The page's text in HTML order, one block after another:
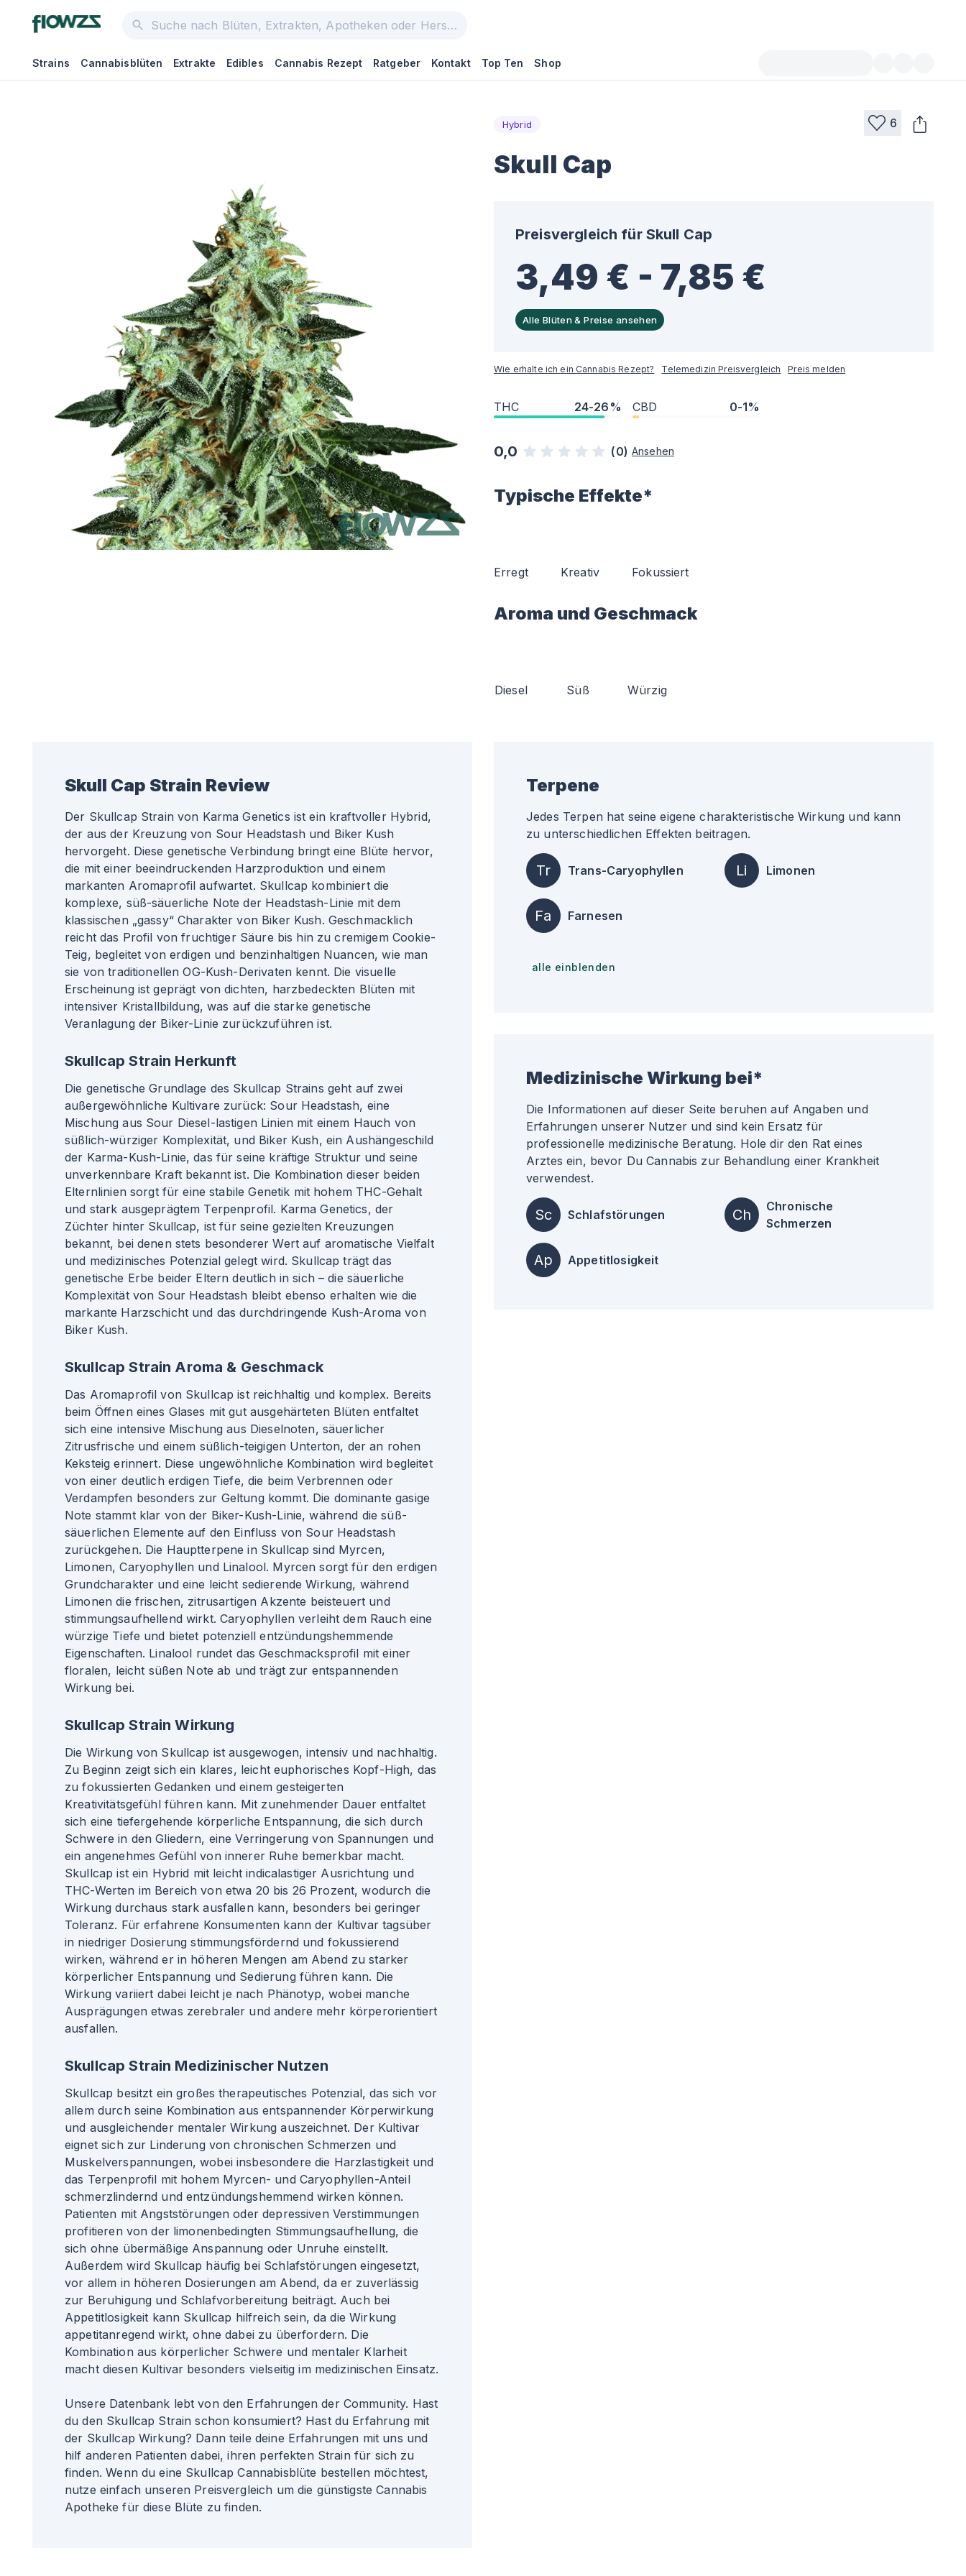
Strains Cannabisblüten Extrakte Edibles Cannabis Rezept Ratgeber Kontakt Top Ten Shop
Hybrid 6
Skull Cap
Preisvergleich für Skull Cap
3,49 € - 7,85 €
Alle Blüten & Preise ansehen
Wie erhalte ich ein Cannabis Rezept? Telemedizin Preisvergleich Preis melden
THC 24-26% CBD 0-1%
0,0 (0) Ansehen
Typische Effekte*
Erregt Kreativ Fokussiert
Aroma und Geschmack
Diesel Süß Würzig
Skull Cap Strain Review
Der Skullcap Strain von Karma Genetics ist ein kraftvoller Hybrid,
der aus der Kreuzung von Sour Headstash und Biker Kush
hervorgeht. Diese genetische Verbindung bringt eine Blüte hervor,
die mit einer beeindruckenden Harzproduktion und einem
markanten Aromaprofil aufwartet. Skullcap kombiniert die
komplexe, süß-säuerliche Note der Headstash-Linie mit dem
klassischen „gassy“ Charakter von Biker Kush. Geschmacklich
reicht das Profil von fruchtiger Säure bis hin zu cremigem Cookie-
Teig, begleitet von erdigen und benzinhaltigen Nuancen, wie man
sie von traditionellen OG-Kush-Derivaten kennt. Die visuelle
Erscheinung ist geprägt von dichten, harzbedeckten Blüten mit
intensiver Kristallbildung, was auf die starke genetische
Veranlagung der Biker-Linie zurückzuführen ist.
Skullcap Strain Herkunft
Die genetische Grundlage des Skullcap Strains geht auf zwei
außergewöhnliche Kultivare zurück: Sour Headstash, eine
Mischung aus Sour Diesel-lastigen Linien mit einem Hauch von
süßlich-würziger Komplexität, und Biker Kush, ein Aushängeschild
der Karma-Kush-Linie, das für seine kräftige Struktur und seine
unverkennbare Kraft bekannt ist. Die Kombination dieser beiden
Elternlinien sorgt für eine stabile Genetik mit hohem THC-Gehalt
und stark ausgeprägtem Terpenprofil. Karma Genetics, der
Züchter hinter Skullcap, ist für seine gezielten Kreuzungen
bekannt, bei denen stets besonderer Wert auf aromatische Vielfalt
und medizinisches Potenzial gelegt wird. Skullcap trägt das
genetische Erbe beider Eltern deutlich in sich – die säuerliche
Komplexität von Sour Headstash bleibt ebenso erhalten wie die
markante Harzschicht und das durchdringende Kush-Aroma von
Biker Kush.
Skullcap Strain Aroma & Geschmack
Das Aromaprofil von Skullcap ist reichhaltig und komplex. Bereits
beim Öffnen eines Glases mit gut ausgehärteten Blüten entfaltet
sich eine intensive Mischung aus Dieselnoten, säuerlicher
Zitrusfrische und einem süßlich-teigigen Unterton, der an rohen
Keksteig erinnert. Diese ungewöhnliche Kombination wird begleitet
von einer deutlich erdigen Tiefe, die beim Verbrennen oder
Verdampfen besonders zur Geltung kommt. Die dominante gasige
Note stammt klar von der Biker-Kush-Linie, während die süß-
säuerlichen Elemente auf den Einfluss von Sour Headstash
zurückgehen. Die Hauptterpene in Skullcap sind Myrcen,
Limonen, Caryophyllen und Linalool. Myrcen sorgt für den erdigen
Grundcharakter und eine leicht sedierende Wirkung, während
Limonen die frischen, zitrusartigen Akzente beisteuert und
stimmungsaufhellend wirkt. Caryophyllen verleiht dem Rauch eine
würzige Tiefe und bietet potenziell entzündungshemmende
Eigenschaften. Linalool rundet das Geschmacksprofil mit einer
floralen, leicht süßen Note ab und trägt zur entspannenden
Wirkung bei.
Skullcap Strain Wirkung
Die Wirkung von Skullcap ist ausgewogen, intensiv und nachhaltig.
Zu Beginn zeigt sich ein klares, leicht euphorisches Kopf-High, das
zu fokussierten Gedanken und einem gesteigerten
Kreativitätsgefühl führen kann. Mit zunehmender Dauer entfaltet
sich eine tiefergehende körperliche Entspannung, die sich durch
Schwere in den Gliedern, eine Verringerung von Spannungen und
ein angenehmes Gefühl von innerer Ruhe bemerkbar macht.
Skullcap ist ein Hybrid mit leicht indicalastiger Ausrichtung und
THC-Werten im Bereich von etwa 20 bis 26 Prozent, wodurch die
Wirkung durchaus stark ausfallen kann, besonders bei geringer
Toleranz. Für erfahrene Konsumenten kann der Kultivar tagsüber
in niedriger Dosierung stimmungsfördernd und fokussierend
wirken, während er in höheren Mengen am Abend zu starker
körperlicher Entspannung und Sedierung führen kann. Die
Wirkung variiert dabei leicht je nach Phänotyp, wobei manche
Ausprägungen etwas zerebraler und andere mehr körperorientiert
ausfallen.
Skullcap Strain Medizinischer Nutzen
Skullcap besitzt ein großes therapeutisches Potenzial, das sich vor
allem durch seine Kombination aus entspannender Körperwirkung
und ausgleichender mentaler Wirkung auszeichnet. Der Kultivar
eignet sich zur Linderung von chronischen Schmerzen und
Muskelverspannungen, wobei insbesondere die Harzlastigkeit und
das Terpenprofil mit hohem Myrcen- und Caryophyllen-Anteil
schmerzlindernd und entzündungshemmend wirken können.
Patienten mit Angststörungen oder depressiven Verstimmungen
profitieren von der limonenbedingten Stimmungsaufhellung, die
sich ohne übermäßige Anspannung oder Unruhe einstellt.
Außerdem wird Skullcap häufig bei Schlafstörungen eingesetzt,
vor allem in höheren Dosierungen am Abend, da er zuverlässig
zur Beruhigung und Schlafvorbereitung beiträgt. Auch bei
Appetitlosigkeit kann Skullcap hilfreich sein, da die Wirkung
appetitanregend wirkt, ohne dabei zu überfordern. Die
Kombination aus körperlicher Schwere und mentaler Klarheit
macht diesen Kultivar besonders vielseitig im medizinischen Einsatz.
Unsere Datenbank lebt von den Erfahrungen der Community. Hast
du den Skullcap Strain schon konsumiert? Hast du Erfahrung mit
der Skullcap Wirkung? Dann teile deine Erfahrungen mit uns und
hilf anderen Patienten dabei, ihren perfekten Strain für sich zu
finden. Wenn du eine Skullcap Cannabisblüte bestellen möchtest,
nutze einfach unseren Preisvergleich um die günstigste Cannabis
Apotheke für diese Blüte zu finden.
Terpene
Jedes Terpen hat seine eigene charakteristische Wirkung und kann
zu unterschiedlichen Effekten beitragen.
Tr Trans-Caryophyllen Li Limonen
Fa Farnesen
alle einblenden
Medizinische Wirkung bei*
Die Informationen auf dieser Seite beruhen auf Angaben und
Erfahrungen unserer Nutzer und sind kein Ersatz für
professionelle medizinische Beratung. Hole dir den Rat eines
Arztes ein, bevor Du Cannabis zur Behandlung einer Krankheit
verwendest.
Sc Schlafstörungen Ch
Chronische
Schmerzen
Ap Appetitlosigkeit